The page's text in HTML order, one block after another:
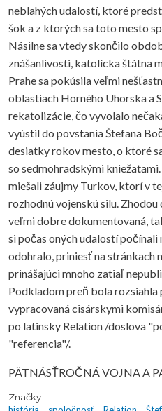
neblahých udalostí, ktoré
šok a z ktorých sa toto mesto
Násilne sa vtedy skončilo
znášanlivosti, katolícka štátna
Prahe sa pokúsila veľmi
oblastiach Horného Uhorska a
rekatolizácie, čo vyvolalo
vyústil do povstania Štefana
desiatky rokov mesto, o ktoré
so sedmohradskými
miešali záujmy Turkov, ktorí v
rozhodnú vojenskú silu.
veľmi dobre dokumentovaná,
si počas oných udalostí počínali
odohralo, priniesť na stránkach
prinášajúci mnoho zatiaľ
Podkladom preň bola rozsiahla
vypracovaná cisárskymi
po latinsky Relation /doslova
"referencia"/.
PÄTNÁSŤROČNÁ VOJNA A
Značky